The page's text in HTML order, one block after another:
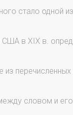
стало одной
в XIX в.
словом и